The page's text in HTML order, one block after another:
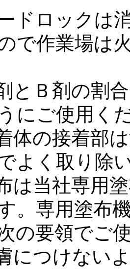
ドロックは
で作業場は
とＢ剤の割
にご使用く
体の接着部
よく取り除
は当社専用
。専用塗布
の要領でご
につけない